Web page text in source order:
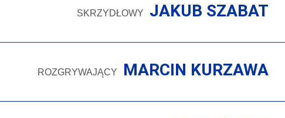
SKRZYDŁOWY JAKUB SZABAT
ROZGRYWAJĄCY MARCIN KURZAWA